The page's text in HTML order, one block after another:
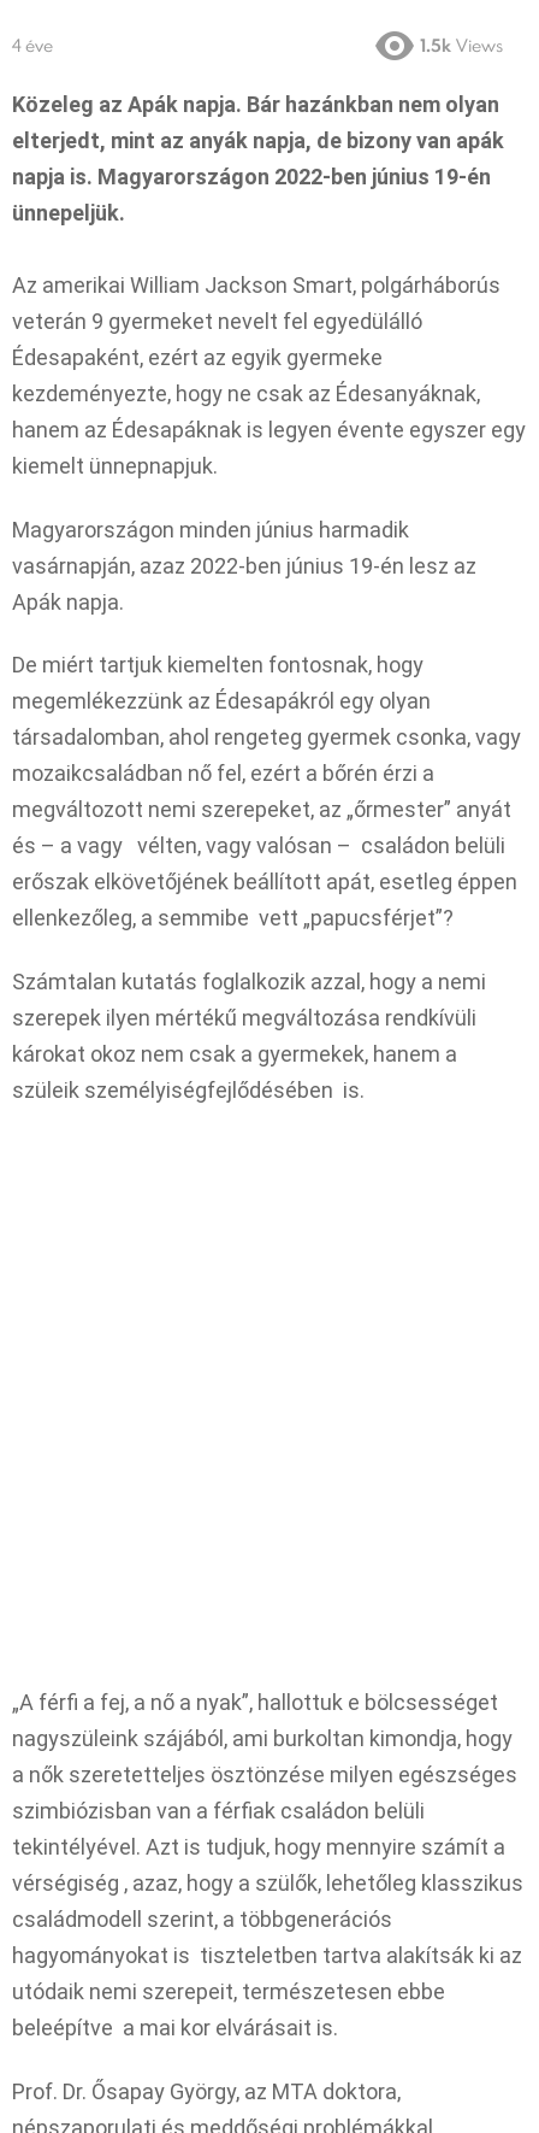
4 éve 1.5k Views
Közeleg az Apák napja. Bár hazánkban nem olyan
elterjedt, mint az anyák napja, de bizony van apák
napja is. Magyarországon 2022-ben június 19-én
ünnepeljük.
Az amerikai William Jackson Smart, polgárháborús
veterán 9 gyermeket nevelt fel egyedülálló
Édesapaként, ezért az egyik gyermeke
kezdeményezte, hogy ne csak az Édesanyáknak,
hanem az Édesapáknak is legyen évente egyszer egy
kiemelt ünnepnapjuk.
Magyarországon minden június harmadik
vasárnapján, azaz 2022-ben június 19-én lesz az
Apák napja.
De miért tartjuk kiemelten fontosnak, hogy
megemlékezzünk az Édesapákról egy olyan
társadalomban, ahol rengeteg gyermek csonka, vagy
mozaikcsaládban nő fel, ezért a bőrén érzi a
megváltozott nemi szerepeket, az „őrmester” anyát
és – a vagy vélten, vagy valósan – családon belüli
erőszak elkövetőjének beállított apát, esetleg éppen
ellenkezőleg, a semmibe vett „papucsférjet”?
Számtalan kutatás foglalkozik azzal, hogy a nemi
szerepek ilyen mértékű megváltozása rendkívüli
károkat okoz nem csak a gyermekek, hanem a
szüleik személyiségfejlődésében is.
„A férfi a fej, a nő a nyak”, hallottuk e bölcsességet
nagyszüleink szájából, ami burkoltan kimondja, hogy
a nők szeretetteljes ösztönzése milyen egészséges
szimbiózisban van a férfiak családon belüli
tekintélyével. Azt is tudjuk, hogy mennyire számít a
vérségiség , azaz, hogy a szülők, lehetőleg klasszikus
családmodell szerint, a többgenerációs
hagyományokat is tiszteletben tartva alakítsák ki az
utódaik nemi szerepeit, természetesen ebbe
beleépítve a mai kor elvárásait is.
Prof. Dr. Ősapay György, az MTA doktora,
népszaporulati és meddőségi problémákkal